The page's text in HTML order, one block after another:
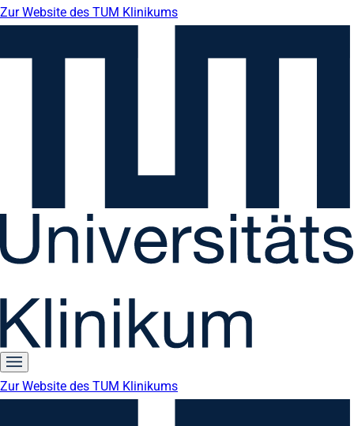
Zur Website des TUM Klinikums
Zur Website des TUM Klinikums